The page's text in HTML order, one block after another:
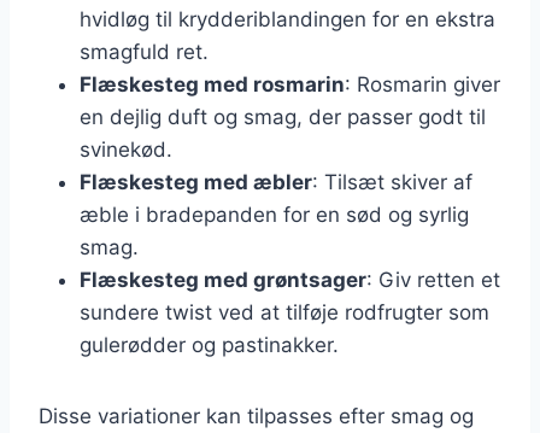
hvidløg til krydderiblandingen for en ekstra
smagfuld ret.
Flæskesteg med rosmarin: Rosmarin giver
en dejlig duft og smag, der passer godt til
svinekød.
Flæskesteg med æbler: Tilsæt skiver af
æble i bradepanden for en sød og syrlig
smag.
Flæskesteg med grøntsager: Giv retten et
sundere twist ved at tilføje rodfrugter som
gulerødder og pastinakker.
Disse variationer kan tilpasses efter smag og